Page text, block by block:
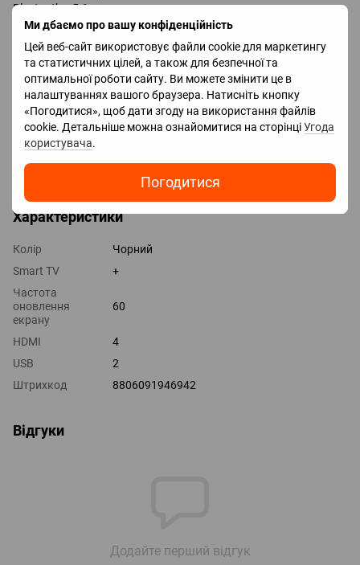
Ми дбаємо про вашу конфіденційність
Цей веб-сайт використовує файли cookie для маркетингу
та статистичних цілей, а також для безпечної та
оптимальної роботи сайту. Ви можете змінити це в
налаштуваннях вашого браузера. Натисніть кнопку
«Погодитися», щоб дати згоду на використання файлів
cookie. Детальніше можна ознайомитися на сторінціУгода
користувача.
Погодитися
Bluetooth v 5.1
керування голосом
Amazon Alexa
Роз'єми
Входи USB 2 шт / v2.0 /
LAN
HDMI 3 шт
Версія HDMI v 2.0
Характеристики
Колір
Чорний
Smart TV
+
Частота
оновлення
екрану
60
HDMI
4
USB
2
Штрихкод
8806091946942
Відгуки
Додайте перший відгук